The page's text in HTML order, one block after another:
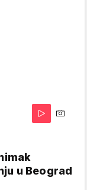
u Beograd